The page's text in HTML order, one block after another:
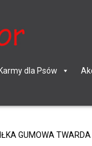
Karmy dla Psów
GUMOWA TWARDA